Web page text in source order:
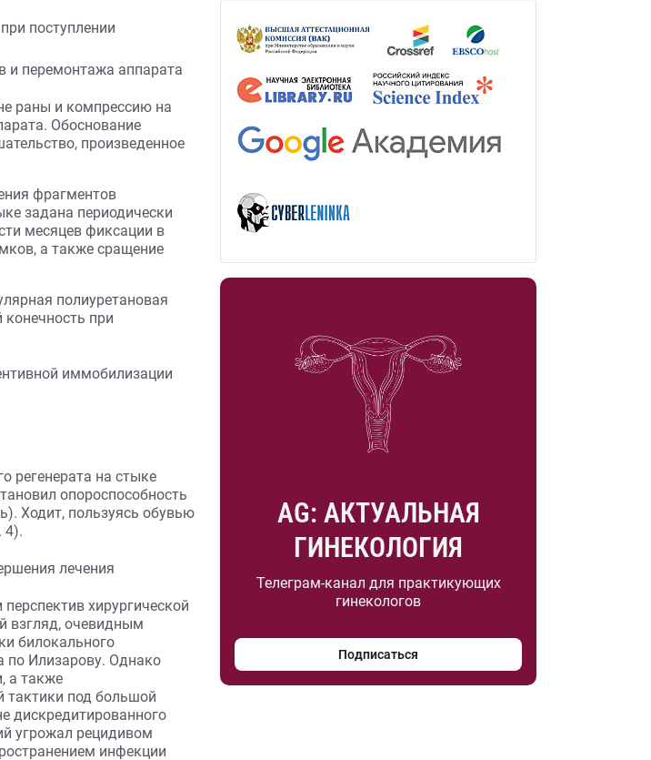
раны и компрессию на
Обоснование
произведенное
фрагментов
задана периодически
месяцев фиксации в
а также сращение
полиуретановая
конечность при
регенерата на стыке
опороспособность
Ходит, пользуясь обувью
4).
хирургической
взгляд, очевидным
билокального
по Илизарову. Однако
а также
тактики под большой
дискредитированного
угрожал рецидивом
инфекции
AG: АКТУАЛЬНАЯ
ГИНЕКОЛОГИЯ
Телеграм-канал для практикующих
гинекологов
Подписаться